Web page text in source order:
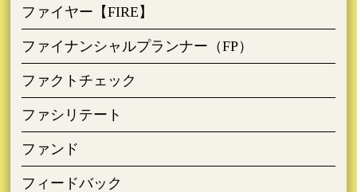
ファイヤー【FIRE】
ファイナンシャルプランナー（FP）
ファクトチェック
ファシリテート
ファンド
フィードバック